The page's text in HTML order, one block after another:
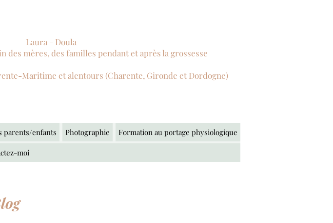
Laura - Doula
des mères, des familles pendant et après la grossesse
Maritime et alentours (Charente, Gironde et Dordogne)
parents/enfants Photographie Formation au portage physiologique
moi